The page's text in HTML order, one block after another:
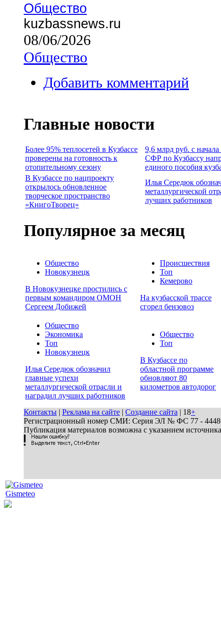
Общество
kuzbassnews.ru
08/06/2026
Общество
Добавить комментарий
Главные новости
Более 95% теплосетей в Кузбассе
проверены на готовность к
отопительному сезону
9,6 млрд руб. с
СФР по Кузбассу
единого пособия
В Кузбассе по нацпроекту
открылось обновленное
творческое пространство
«КнигоТворец»
Илья Середюк
металлургической
лучших работников
Популярное за месяц
Общество
Новокузнецк
В Новокузнецке простились с
первым командиром ОМОН
Сергеем Добижей
Происшествия
Топ
Кемерово
На кузбасской трассе
сгорел бензовоз
Общество
Экономика
Топ
Новокузнецк
Илья Середюк обозначил
главные успехи
металлургической отрасли и
наградил лучших работников
Общество
Топ
В Кузбассе по
областной программе
обновляют 80
километров автодорог
Контакты | Реклама на сайте | Создание сайта | 18+
Регистрационный номер СМИ: Серия ЭЛ № ФС 77 - 44486
Публикация материалов возможна с указанием
Gismeteo